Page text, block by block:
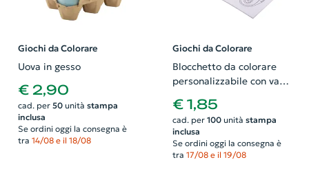
Giochi da Colorare
Uova in gesso
€ 2,90
cad. per 50unità stampa
inclusa
Se ordini oggi la consegna è
tra 14/08 e il 18/08
Giochi da Colorare
Blocchetto da colorare
personalizzabile con vari
copertina totalmente
personalizzabile
€ 1,85
cad. per 100unità stampa
inclusa
Se ordini oggi la consegna è
tra 17/08 e il 19/08